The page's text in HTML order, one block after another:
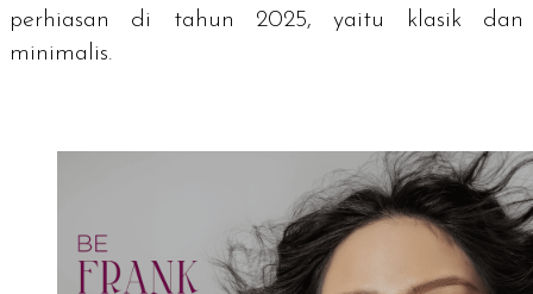
perhiasan di tahun 2025, yaitu klasik dan
minimalis.